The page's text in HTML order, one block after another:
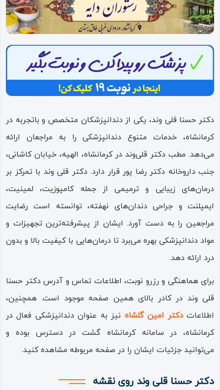
درباره
ما
دکتر حسنا قلی وند، یکی از دندانپزشکان متخصص و باتجربه در
کرمانشاه، خدمات متنوع دندانپزشکی را به مراجعان ارائه
می‌دهد. مطب دکتر قلی‌وند در کرمانشاه، الهیه، خیابان کاشانی،
جنب داروخانه دکتر رضا پور قرار دارد. دکتر قلی وند با تمرکز بر
درمان‌های زیبایی و ترمیمی از جمله کامپوزیت، لمینیت،
ایمپلنت و جراحی دندان‌های نهفته، توانسته است رضایت
مراجعین را به دست آورد. ایشان از پیشرفته‌ترین تجهیزات و
مواد دندانپزشکی بهره می‌برد تا درمان‌هایی با کیفیت بالا و بدون
درد ارائه دهد.
برای هماهنگی و رزرو نوبت، اطلاعات تماس و آدرس دکتر حسنا
قلی وند در کادر بالای همین صفحه موجود است. همچنین،
اطلاعاتدکتر امین گلشاه نیز به عنوان دندانپزشکی فعال در
کرمانشاه، در سامانه کرمانشاه گشت در دسترس بوده و
می‌توانید جزئیات ایشان را در صفحه مربوطه مشاهده کنید.
دکتر حسنا قلی وند روی نقشه